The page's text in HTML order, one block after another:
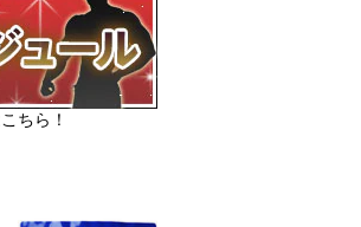
ちら！